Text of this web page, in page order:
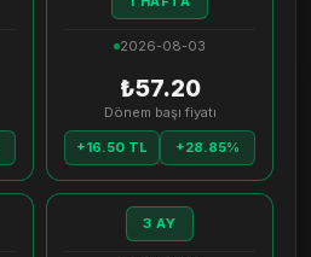
2026-08-03
₺57.20
Dönem başı fiyatı
+16.50 TL +28.85%
3 AY